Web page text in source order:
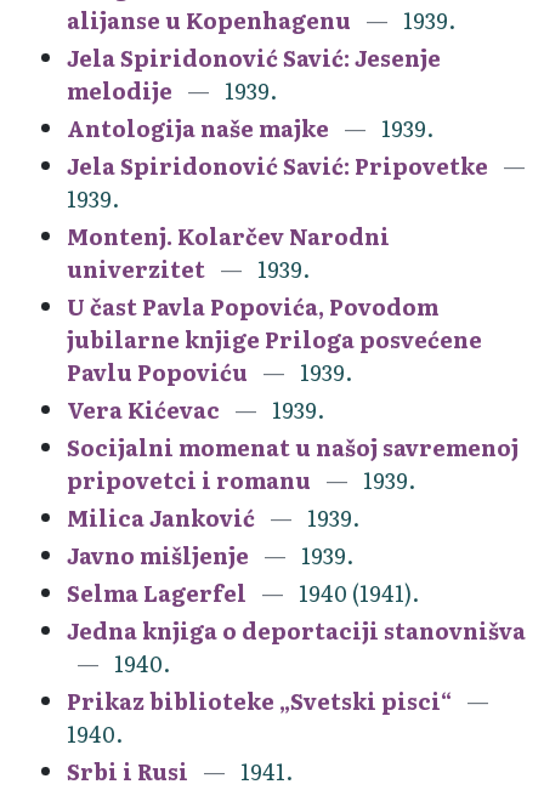
alijanse u Kopenhagenu
1939.
Jela Spiridonović Savić: Jesenje
melodije
1939.
Antologija naše majke
1939.
Jela Spiridonović Savić: Pripovetke
1939.
Montenj. Kolarčev Narodni
univerzitet
1939.
U čast Pavla Popovića, Povodom
jubilarne knjige Priloga posvećene
Pavlu Popoviću
1939.
Vera Kićevac
1939.
Socijalni momenat u našoj savremenoj
pripovetci i romanu
1939.
Milica Janković
1939.
Javno mišljenje
1939.
Selma Lagerfel
1940 (1941).
Jedna knjiga o deportaciji stanovnišva
1940.
Prikaz biblioteke „Svetski pisci“
1940.
Srbi i Rusi
1941.